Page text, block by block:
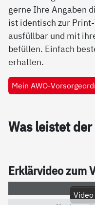
gerne Ihre Angaben
ist identisch zur
ausfüllbar und mit
befüllen. Einfach
erhalten.
Mein AWO-
Was leis­tet
Er­klär­vi­deo zum